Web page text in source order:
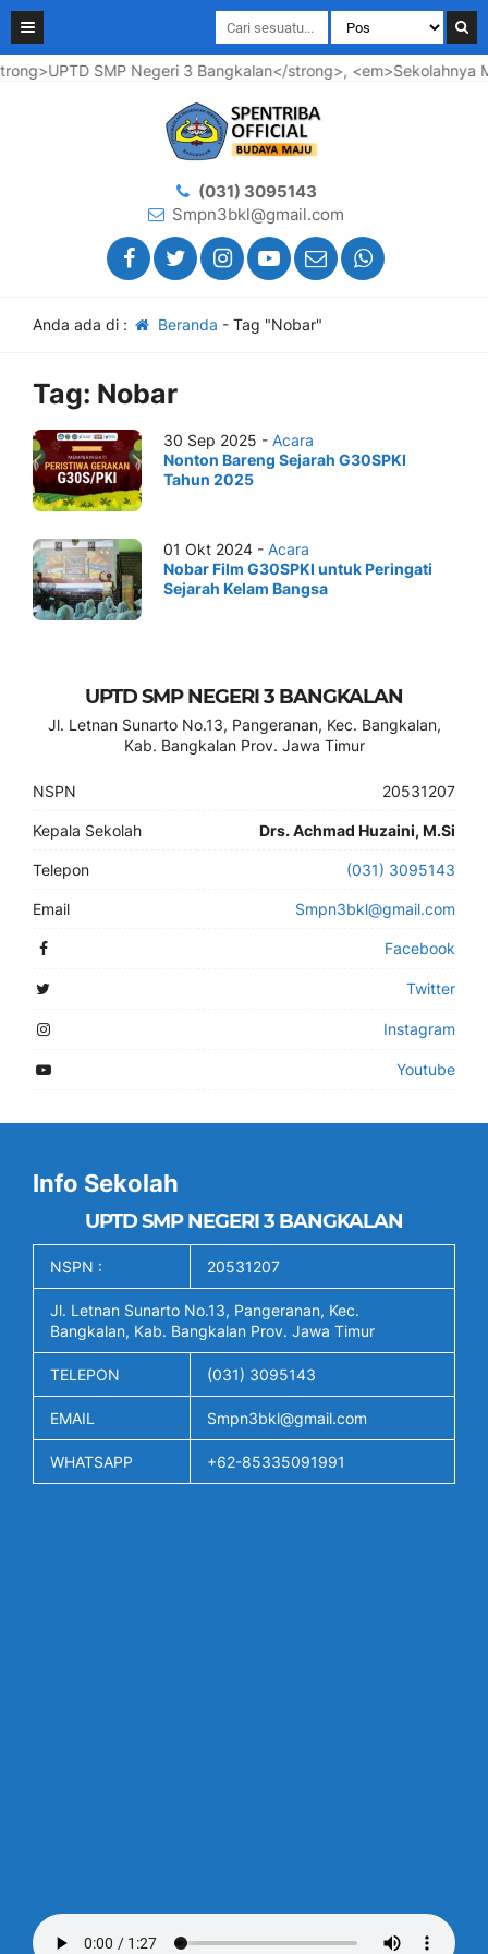
SMP Negeri 3 Bangkalan</strong>, <em>Sekolahnya
(031) 3095143
Smpn3bkl@gmail.com
Anda ada di : Beranda - Tag "Nobar"
Tag: Nobar
30 Sep 2025 - Acara
Nonton Bareng Sejarah G30SPKI
Tahun 2025
01 Okt 2024 - Acara
Nobar Film G30SPKI untuk Peringati
Sejarah Kelam Bangsa
UPTD SMP NEGERI 3 BANGKALAN
Jl. Letnan Sunarto No.13, Pangeranan, Kec. Bangkalan,
Kab. Bangkalan Prov. Jawa Timur
NSPN 20531207
Kepala Sekolah Drs. Achmad Huzaini, M.Si
Telepon (031) 3095143
Email Smpn3bkl@gmail.com
Facebook
Twitter
Instagram
Youtube
Info Sekolah
UPTD SMP NEGERI 3 BANGKALAN
NSPN : 20531207
Jl. Letnan Sunarto No.13, Pangeranan, Kec.
Bangkalan, Kab. Bangkalan Prov. Jawa Timur
TELEPON (031) 3095143
EMAIL Smpn3bkl@gmail.com
WHATSAPP +62-85335091991